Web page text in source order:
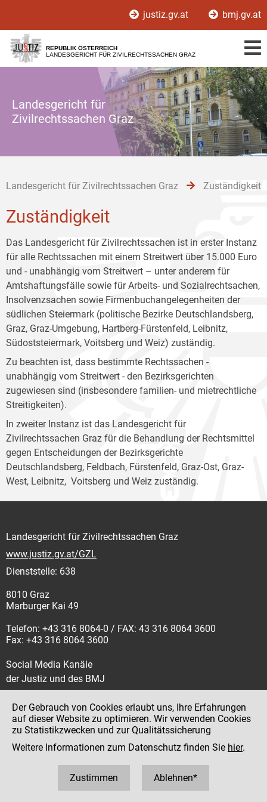
[1]
[2]
[3]
justiz.gv.at bmj.gv.at
REPUBLIK ÖSTERREICH
LANDESGERICHT FÜR ZIVILRECHTSSACHEN GRAZ
Landesgericht für
Zivilrechtssachen Graz
Landesgericht für Zivilrechtssachen Graz Zuständigkeit
Zuständigkeit
Das Landesgericht für Zivilrechtssachen ist in erster Instanz
für alle Rechtssachen mit einem Streitwert über 15.000 Euro
und - unabhängig vom Streitwert – unter anderem für
Amtshaftungsfälle sowie für Arbeits- und Sozialrechtsachen,
Insolvenzsachen sowie Firmenbuchangelegenheiten der
südlichen Steiermark (politische Bezirke Deutschlandsberg,
Graz, Graz-Umgebung, Hartberg-Fürstenfeld, Leibnitz,
Südoststeiermark, Voitsberg und Weiz) zuständig.
Zu beachten ist, dass bestimmte Rechtssachen -
unabhängig vom Streitwert - den Bezirksgerichten
zugewiesen sind (insbesondere familien- und mietrechtliche
Streitigkeiten).
In zweiter Instanz ist das Landesgericht für
Zivilrechtssachen Graz für die Behandlung der Rechtsmittel
gegen Entscheidungen der Bezirksgerichte
Deutschlandsberg, Feldbach, Fürstenfeld, Graz-Ost, Graz-
West, Leibnitz, Voitsberg und Weiz zuständig.
Landesgericht für Zivilrechtssachen Graz
www.justiz.gv.at/GZL
Dienststelle: 638
8010 Graz
Marburger Kai 49
Telefon: +43 316 8064-0 / FAX: 43 316 8064 3600
Fax: +43 316 8064 3600
Social Media Kanäle
der Justiz und des BMJ
Impressum
Datenschutz
Hinweisgeber:innenplattform (für Mitarbeiter:innen)
Der Gebrauch von Cookies erlaubt uns, Ihre Erfahrungen
auf dieser Website zu optimieren. Wir verwenden Cookies
zu Statistikzwecken und zur Qualitätssicherung
Weitere Informationen zum Datenschutz finden Sie hier.
Zustimmen Ablehnen*